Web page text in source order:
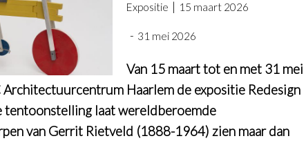
Expositie 15 maart 2026
31 mei 2026
Van 15 maart tot en met 31 mei
Haarlem de expositie Redesign
tentoonstelling laat wereldberoemde
van Gerrit Rietveld (1888-1964) zien maar dan